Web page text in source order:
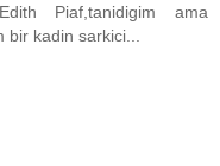
Piaf,tanidigim ama
kadin sarkici...